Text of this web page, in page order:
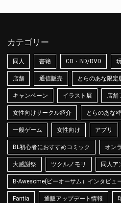
カテゴリー
同人 書籍 CD・BD/DVD
店舗 通信販売 とらのあな限定
キャンペーン イラスト展 店舗
女性向けサークル紹介 とらのあな×
一般ゲーム 女性向け アプリ
BL初心者におすすめコミック オン
大感謝祭 ツクルノモリ 同人ア
B-Awesome(ビーオーサム）インタビュ
Fantia 通販アップデート情報